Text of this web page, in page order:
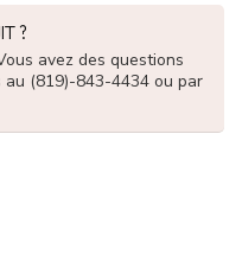
?
avez des questions
au (819)-843-4434 ou par